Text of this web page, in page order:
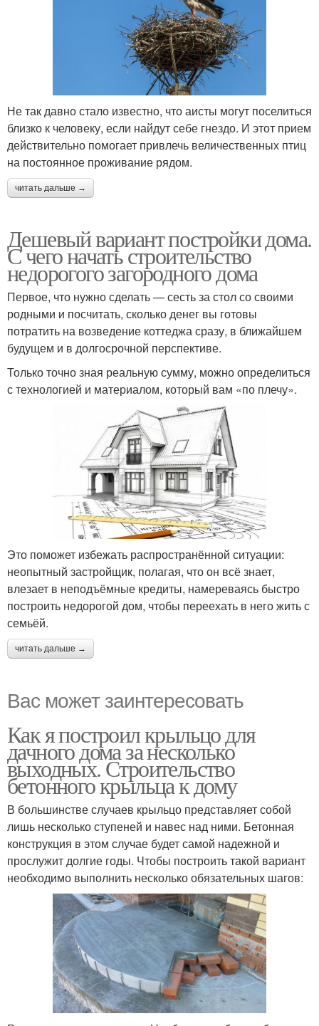
Не так давно стало известно, что аисты могут поселиться
близко к человеку, если найдут себе гнездо. И этот прием
действительно помогает привлечь величественных птиц
на постоянное проживание рядом.
читать дальше →
Дешевый вариант постройки дома.
С чего начать строительство
недорогого загородного дома
Первое, что нужно сделать — сесть за стол со своими
родными и посчитать, сколько денег вы готовы
потратить на возведение коттеджа сразу, в ближайшем
будущем и в долгосрочной перспективе.
Только точно зная реальную сумму, можно определиться
с технологией и материалом, который вам «по плечу».
Это поможет избежать распространённой ситуации:
неопытный застройщик, полагая, что он всё знает,
влезает в неподъёмные кредиты, намереваясь быстро
построить недорогой дом, чтобы переехать в него жить с
семьёй.
читать дальше →
Вас может заинтересовать
Как я построил крыльцо для
дачного дома за несколько
выходных. Строительство
бетонного крыльца к дому
В большинстве случаев крыльцо представляет собой
лишь несколько ступеней и навес над ними. Бетонная
конструкция в этом случае будет самой надежной и
прослужит долгие годы. Чтобы построить такой вариант
необходимо выполнить несколько обязательных шагов: